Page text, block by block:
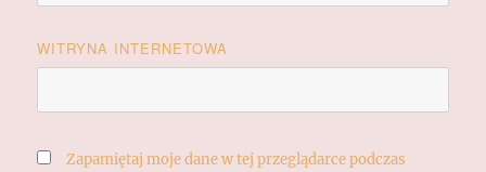
WITRYNA INTERNETOWA
Zapamiętaj moje dane w tej przeglądarce podczas